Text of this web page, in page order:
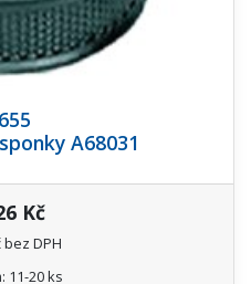
A68031
Kč
bez DPH
11-20 ks